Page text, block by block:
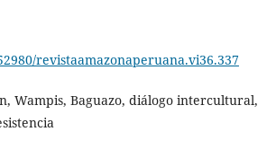
revistaamazonaperuana.vi36.337
Wampis, Baguazo, diálogo intercultural,